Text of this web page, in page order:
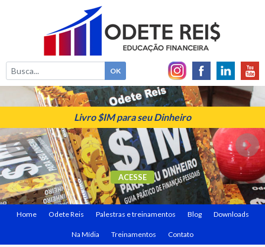
Livro $IM para seu Dinheiro
ACESSE
Home Odete Reis Palestras e treinamentos Blog Downloads
Na Mídia Treinamentos Contato